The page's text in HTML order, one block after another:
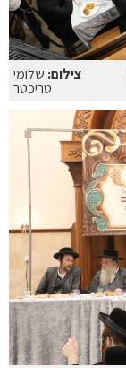
צילום: שלומי
טריכטר